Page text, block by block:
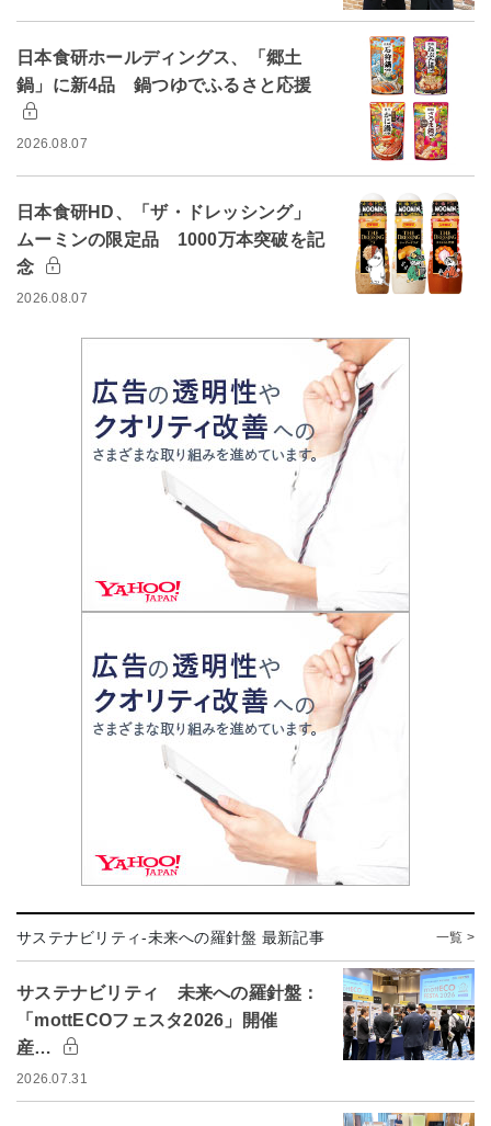
日本食研ホールディングス、「郷土
鍋」に新4品 鍋つゆでふるさと応援
2026.08.07
日本食研HD、「ザ・ドレッシング」
ムーミンの限定品 1000万本突破を記
念
2026.08.07
サステナビリティ-未来への羅針盤 最新記事 一覧 >
サステナビリティ 未来への羅針盤：
「mottECOフェスタ2026」開催
産…
2026.07.31